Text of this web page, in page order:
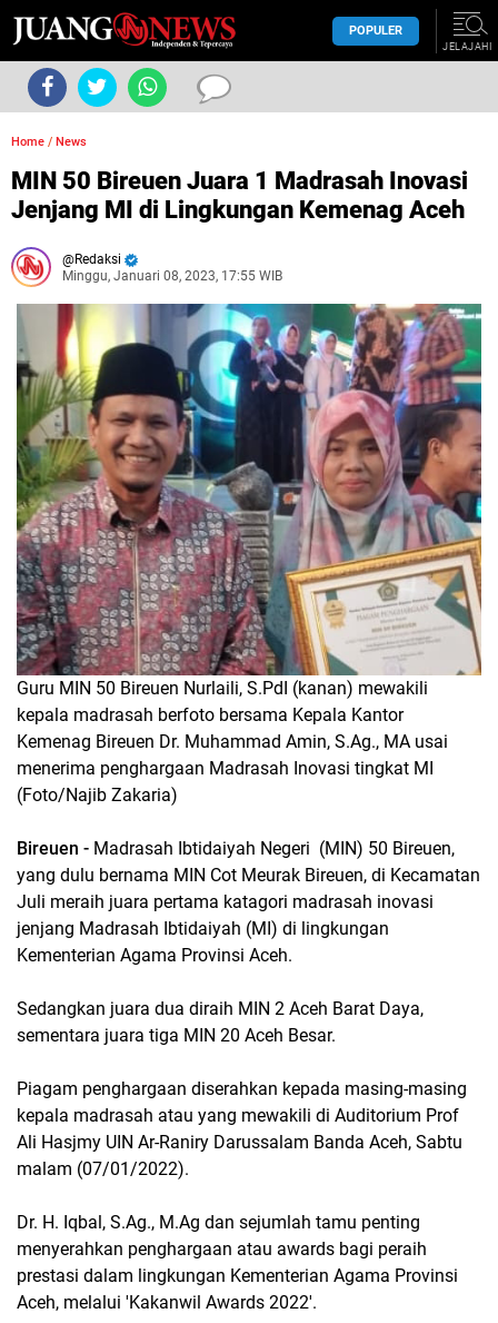
POPULER
JELAJAHI
Home / News
MIN 50 Bireuen Juara 1 Madrasah Inovasi
Jenjang MI di Lingkungan Kemenag Aceh
Redaksi
Minggu, Januari 08, 2023, 17:55 WIB
Guru MIN 50 Bireuen Nurlaili, S.PdI (kanan) mewakili
kepala madrasah berfoto bersama Kepala Kantor
Kemenag Bireuen Dr. Muhammad Amin, S.Ag., MA usai
menerima penghargaan Madrasah Inovasi tingkat MI
(Foto/Najib Zakaria)
Bireuen - Madrasah Ibtidaiyah Negeri (MIN) 50 Bireuen,
yang dulu bernama MIN Cot Meurak Bireuen, di Kecamatan
Juli meraih juara pertama katagori madrasah inovasi
jenjang Madrasah Ibtidaiyah (MI) di lingkungan
Kementerian Agama Provinsi Aceh.
Sedangkan juara dua diraih MIN 2 Aceh Barat Daya,
sementara juara tiga MIN 20 Aceh Besar.
Piagam penghargaan diserahkan kepada masing-masing
kepala madrasah atau yang mewakili di Auditorium Prof
Ali Hasjmy UIN Ar-Raniry Darussalam Banda Aceh, Sabtu
malam (07/01/2022).
Dr. H. Iqbal, S.Ag., M.Ag dan sejumlah tamu penting
menyerahkan penghargaan atau awards bagi peraih
prestasi dalam lingkungan Kementerian Agama Provinsi
Aceh, melalui 'Kakanwil Awards 2022'.